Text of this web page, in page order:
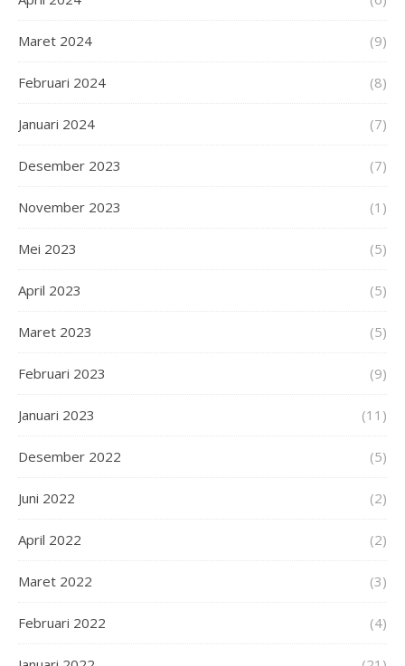
Maret 2024 (9)
Februari 2024 (8)
Januari 2024 (7)
Desember 2023 (7)
November 2023 (1)
Mei 2023 (5)
April 2023 (5)
Maret 2023 (5)
Februari 2023 (9)
Januari 2023 (11)
Desember 2022 (5)
Juni 2022 (2)
April 2022 (2)
Maret 2022 (3)
Februari 2022 (4)